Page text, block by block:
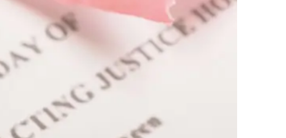
주요 업무사례
사례분석/최신동향
법률정보
법률지식인